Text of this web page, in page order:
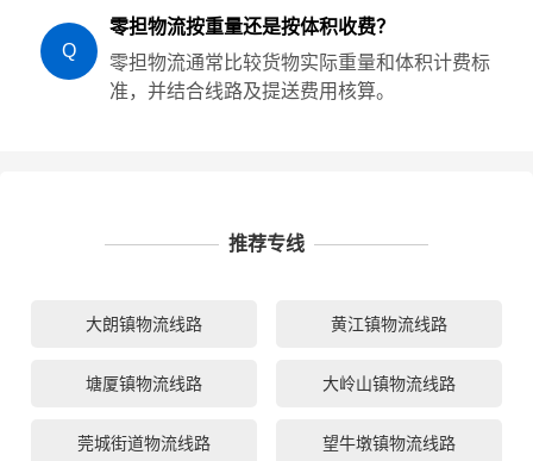
Q
零担物流按重量还是按体积收费？
零担物流通常比较货物实际重量和体积计费标
准，并结合线路及提送费用核算。
推荐专线
大朗镇物流线路 黄江镇物流线路
塘厦镇物流线路 大岭山镇物流线路
莞城街道物流线路 望牛墩镇物流线路